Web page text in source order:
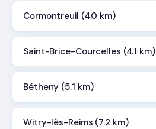
Cormontreuil (4.0 km)
Saint-Brice-Courcelles (4.1 km)
Bétheny (5.1 km)
Witry-lès-Reims (7.2 km)